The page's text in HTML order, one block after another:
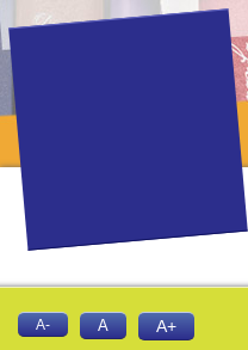
A- A A+